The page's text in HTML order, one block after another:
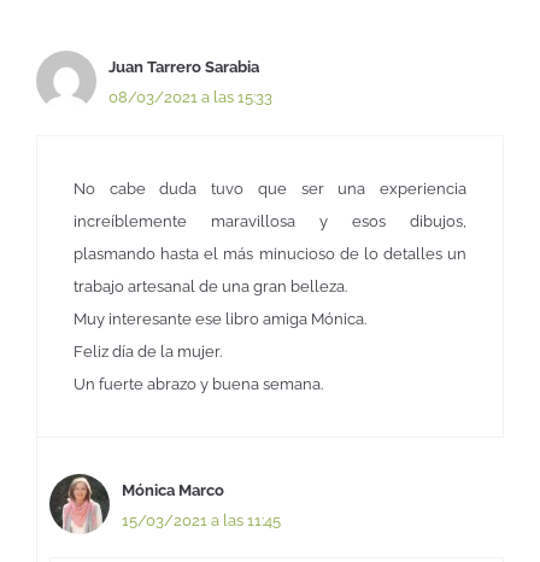
Juan Tarrero Sarabia
08/03/2021 a las 15:33
No cabe duda tuvo que ser una experiencia
increíblemente maravillosa y esos dibujos,
plasmando hasta el más minucioso de lo detalles un
trabajo artesanal de una gran belleza.
Muy interesante ese libro amiga Mónica.
Feliz día de la mujer.
Un fuerte abrazo y buena semana.
Mónica Marco
15/03/2021 a las 11:45